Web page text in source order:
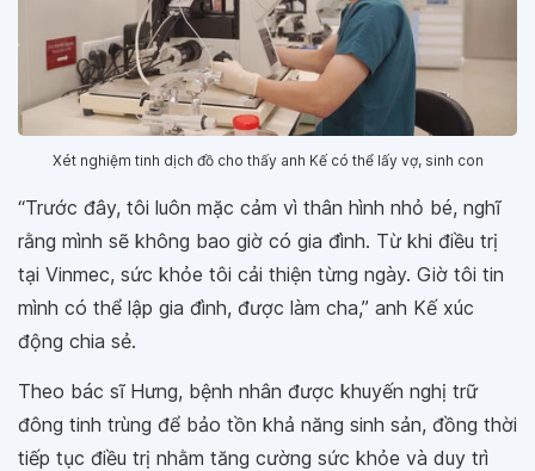
Xét nghiệm tinh dịch đồ cho thấy anh Kế có thể lấy vợ, sinh con
“Trước đây, tôi luôn mặc cảm vì thân hình nhỏ bé, nghĩ
rằng mình sẽ không bao giờ có gia đình. Từ khi điều trị
tại Vinmec, sức khỏe tôi cải thiện từng ngày. Giờ tôi tin
mình có thể lập gia đình, được làm cha,” anh Kế xúc
động chia sẻ.
Theo bác sĩ Hưng, bệnh nhân được khuyến nghị trữ
đông tinh trùng để bảo tồn khả năng sinh sản, đồng thời
tiếp tục điều trị nhằm tăng cường sức khỏe và duy trì